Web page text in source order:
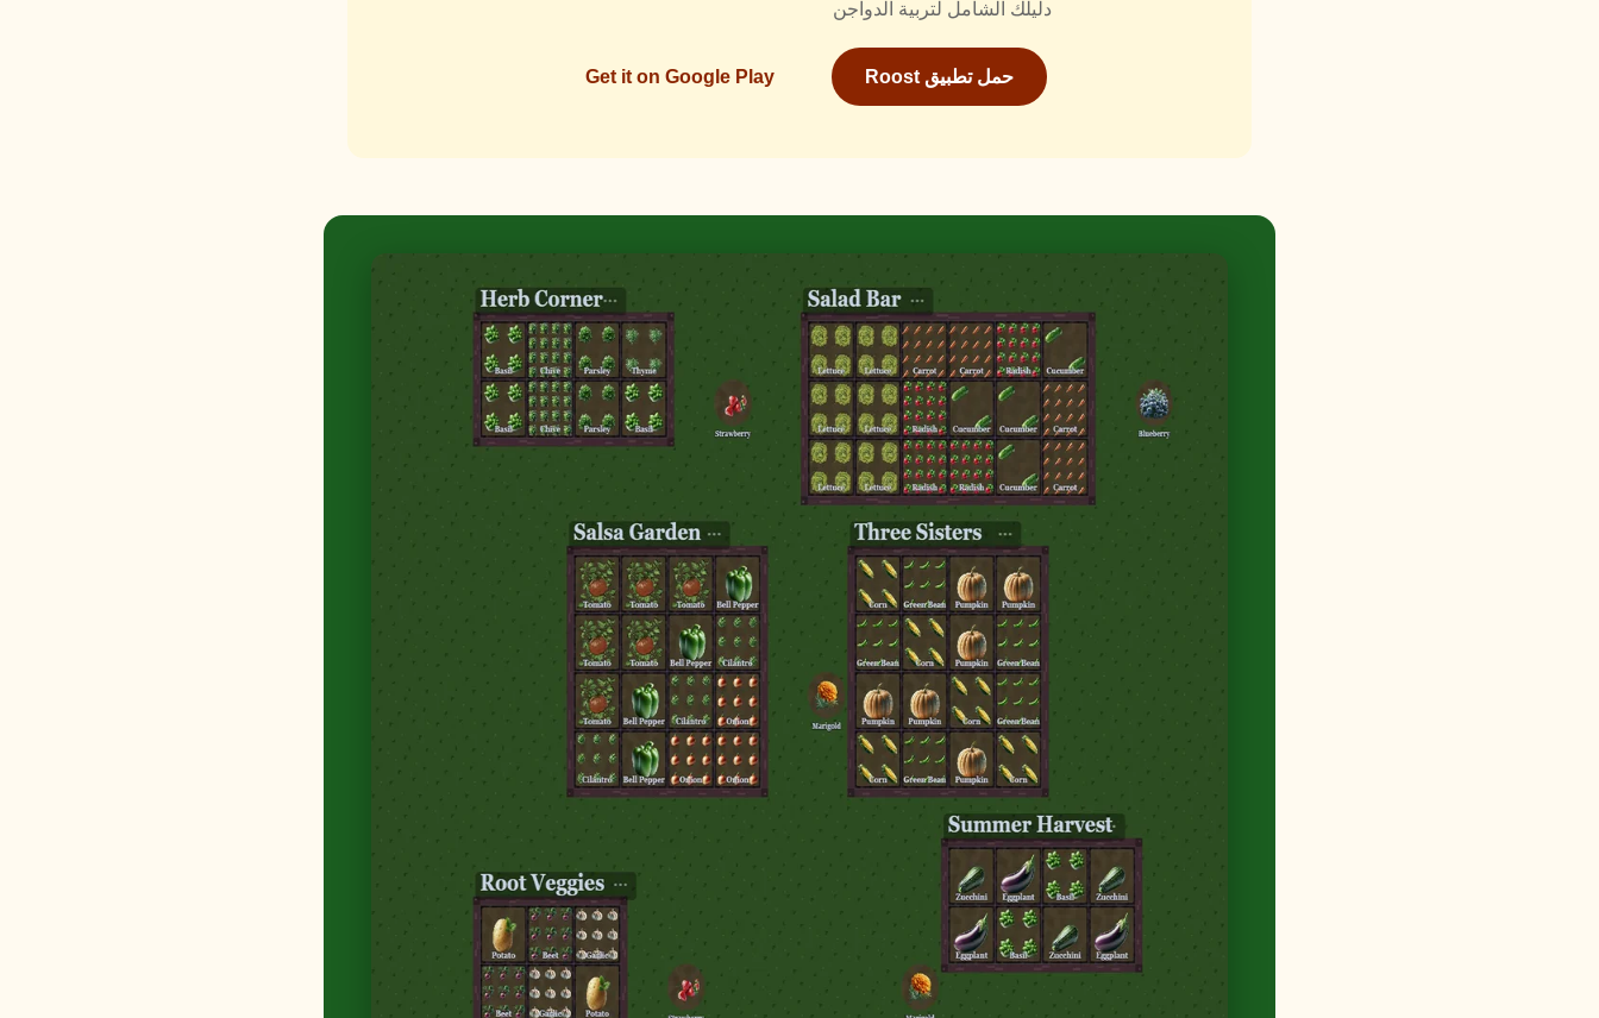
دليلك الشامل لتربية الدواجن
حمل تطبيق Roost Get it on Google Play